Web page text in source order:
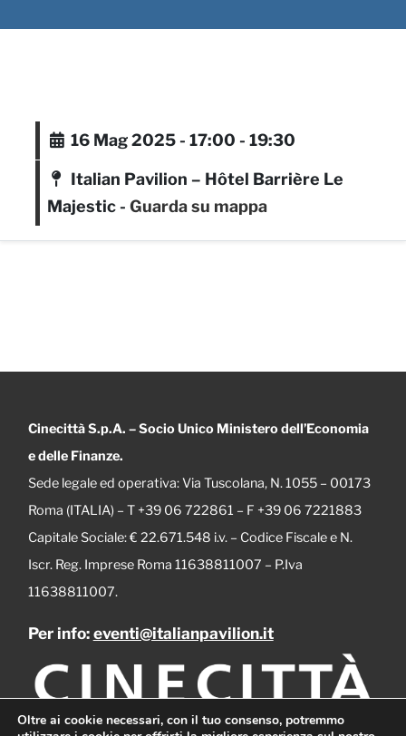
16 Mag 2025 - 17:00 - 19:30
Italian Pavilion – Hôtel Barrière Le
Majestic - Guarda su mappa
Cinecittà S.p.A. – Socio Unico Ministero dell’Economia
e delle Finanze.
Sede legale ed operativa: Via Tuscolana, N. 1055 – 00173
Roma (ITALIA) – T +39 06 722861 – F +39 06 7221883
Capitale Sociale: € 22.671.548 i.v. – Codice Fiscale e N.
Iscr. Reg. Imprese Roma 11638811007 – P.Iva
11638811007.
Per info:eventi@italianpavilion.it
Oltre ai cookie necessari, con il tuo consenso, potremmo